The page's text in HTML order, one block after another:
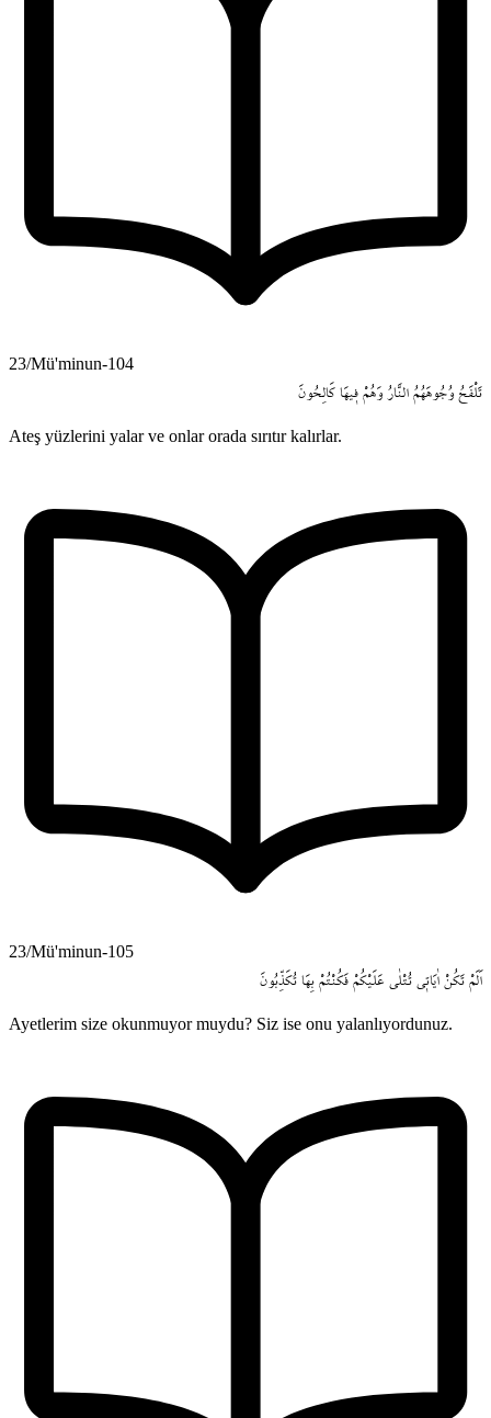
23/Mü'minun-104
تَلْفَحُ وُجُوهَهُمُ النَّارُ وَهُمْ ف۪يهَا كَالِحُونَ
Ateş yüzlerini yalar ve onlar orada sırıtır kalırlar.
23/Mü'minun-105
اَلَمْ تَكُنْ اٰيَات۪ي تُتْلٰى عَلَيْكُمْ فَكُنْتُمْ بِهَا تُكَذِّبُونَ
Ayetlerim size okunmuyor muydu? Siz ise onu yalanlıyordunuz.